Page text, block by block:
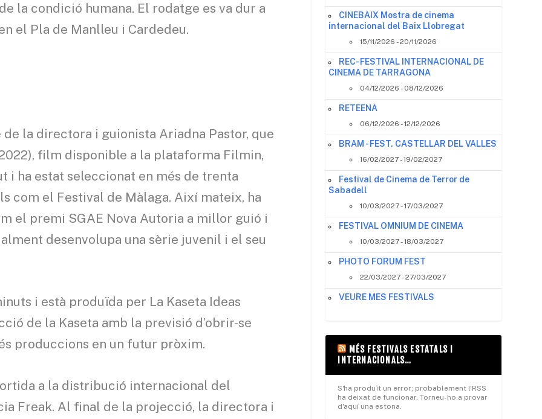
la condició humana. El rodatge es va dur a
el Pla de Manlleu i Cardedeu.
la directora i guionista Ariadna Pastor, que
film disponible a la plataforma Filmin,
i ha estat seleccionat en més de trenta
com el Festival de Màlaga. Així mateix, ha
el premi SGAE Nova Autoria a millor guió i
desenvolupa una sèrie juvenil i el seu
i està produïda per La Kaseta Ideas
de la Kaseta amb la previsió d’obrir-se
produccions en un futur pròxim.
a la distribució internacional del
Freak. Al final de la projecció, la directora i
CINEBAIX Mostra de cinema
internacional del Baix Llobregat
15/11/2026 - 20/11/2026
REC- FESTIVAL INTERNACIONAL DE
CINEMA DE TARRAGONA
04/12/2026 - 08/12/2026
RETEENA
06/12/2026 - 12/12/2026
BRAM - FEST. CASTELLAR DEL VALLES
16/02/2027 - 19/02/2027
Festival de Cinema de Terror de
Sabadell
10/03/2027 - 17/03/2027
FESTIVAL OMNIUM DE CINEMA
10/03/2027 - 18/03/2027
PHOTO FORUM FEST
22/03/2027 - 27/03/2027
VEURE MES FESTIVALS
MÉS FESTIVALS ESTATALS I
INTERNACIONALS…
S'ha produït un error; probablement l'RSS
ha deixat de funcionar. Torneu-ho a provar
d'aquí una estona.